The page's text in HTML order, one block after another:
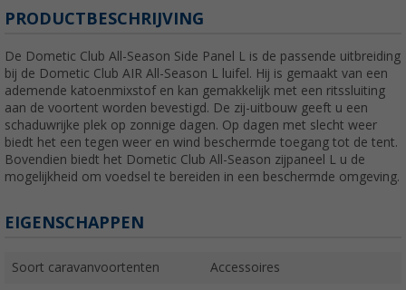
PRODUCTBESCHRIJVING
De Dometic Club All-Season Side Panel L is de passende uitbreiding
bij de Dometic Club AIR All-Season L luifel. Hij is gemaakt van een
ademende katoenmixstof en kan gemakkelijk met een ritssluiting
aan de voortent worden bevestigd. De zij-uitbouw geeft u een
schaduwrijke plek op zonnige dagen. Op dagen met slecht weer
biedt het een tegen weer en wind beschermde toegang tot de tent.
Bovendien biedt het Dometic Club All-Season zijpaneel L u de
mogelijkheid om voedsel te bereiden in een beschermde omgeving.
EIGENSCHAPPEN
Soort caravanvoortenten Accessoires